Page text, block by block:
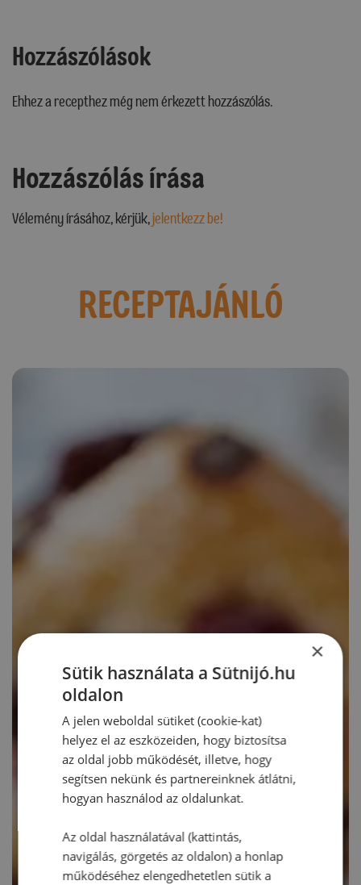
Hozzászólások
Ehhez a recepthez még nem érkezett hozzászólás.
Hozzászólás írása
Vélemény írásához, kérjük,jelentkezz be!
RECEPTAJÁNLÓ
×
Sütik használata a Sütnijó.hu
oldalon
A jelen weboldal sütiket (cookie-kat)
helyez el az eszközeiden, hogy biztosítsa
az oldal jobb működését, illetve, hogy
segítsen nekünk és partnereinknek átlátni,
hogyan használod az oldalunkat.
Az oldal használatával (kattintás,
navigálás, görgetés az oldalon) a honlap
működéséhez elengedhetetlen sütik a